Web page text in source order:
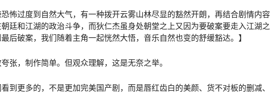
怖过度到自然大气，有一种拨开云雾山林尽显的豁然开朗，再结合剧情内容
廷和江湖的政治斗争，而狄仁杰虽身处朝堂之上又因为要破案要走入江湖之
后破案，我们随着主角一起恍然大悟，音乐自然也变的舒缓豁达。】
张，制作简单。但观众理解，这是无奈之举。
到更多的，不是更加完美国产剧，而是唇红齿白的美颜、货不对板的删减、